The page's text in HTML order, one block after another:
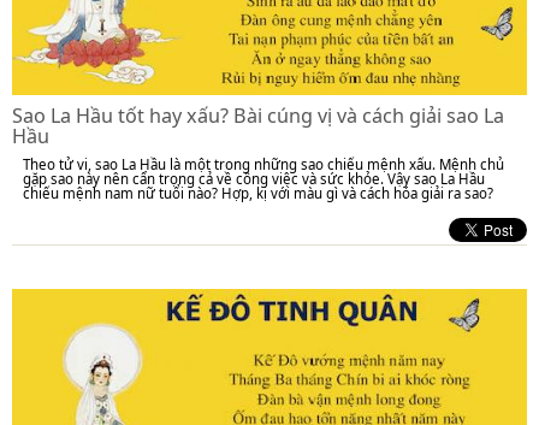
Sao La Hầu tốt hay xấu? Bài cúng vị và cách giải sao La
Hầu
Theo tử vi, sao La Hầu là một trong những sao chiếu mệnh xấu. Mệnh chủ
gặp sao này nên cẩn trọng cả về công việc và sức khỏe. Vậy sao La Hầu
chiếu mệnh nam nữ tuổi nào? Hợp, kị với màu gì và cách hóa giải ra sao?